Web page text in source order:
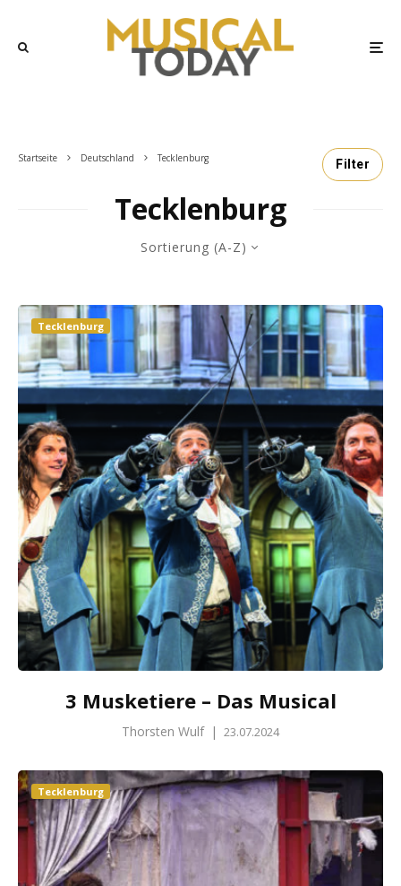
Startseite Deutschland Tecklenburg Filter
Tecklenburg
Sortierung (A-Z)
Tecklenburg
3 Musketiere – Das Musical
Thorsten Wulf | 23.07.2024
Tecklenburg